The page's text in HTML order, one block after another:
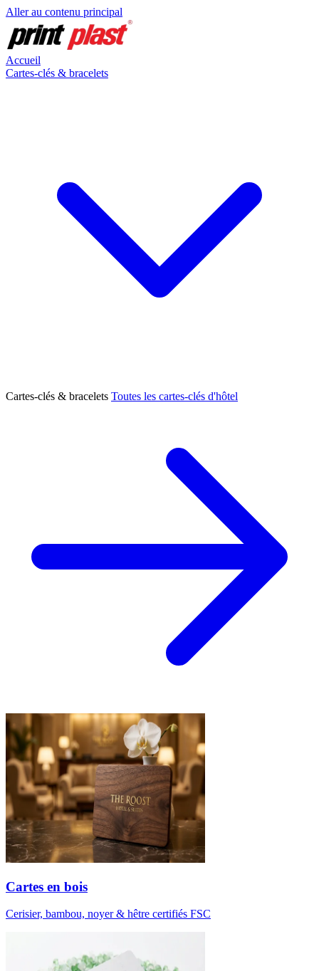
Aller au contenu principal
Accueil
Cartes-clés & bracelets
Cartes-clés & bracelets Toutes les cartes-clés d'hôtel
Cartes en bois
Cerisier, bambou, noyer & hêtre certifiés FSC